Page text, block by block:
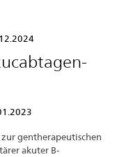
gentherapeutischen
akuter B-